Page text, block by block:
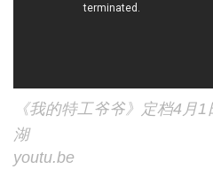
《我的特工爷爷》定档4月
湖
youtu.be